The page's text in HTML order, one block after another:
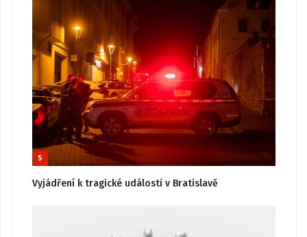
5
Vyjádření k tragické události v Bratislavě